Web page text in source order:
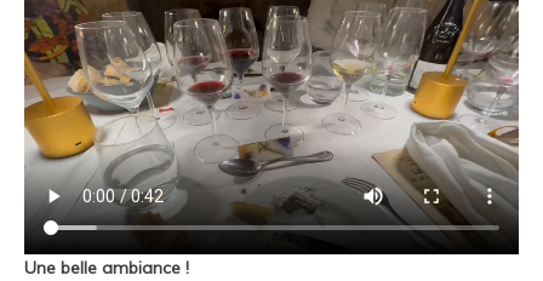
Une belle ambiance !